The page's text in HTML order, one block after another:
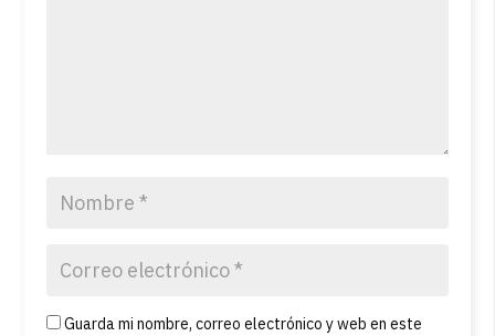
Guarda mi nombre, correo electrónico y web en este